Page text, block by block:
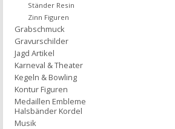
Ständer Resin
Zinn Figuren
Grabschmuck
Gravurschilder
Jagd Artikel
Karneval & Theater
Kegeln & Bowling
Kontur Figuren
Medaillen Embleme
Halsbänder Kordel
Musik